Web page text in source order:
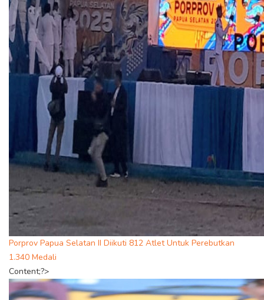
Porprov Papua Selatan II Diikuti 812 Atlet Untuk Perebutkan
1.340 Medali
Content;?>